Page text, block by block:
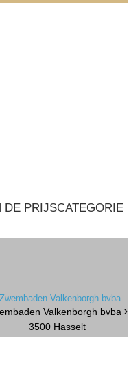
DE PRIJSCATEGORIE
Valkenborgh bvba
3500 Hasselt